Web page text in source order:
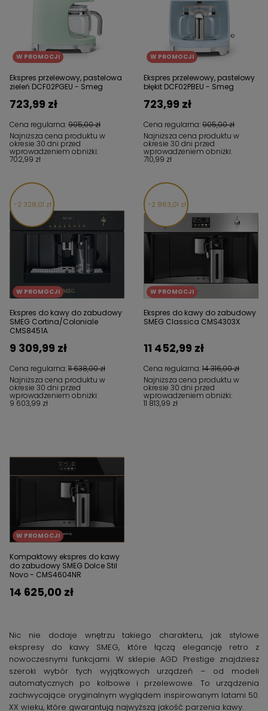
W PROMOCJI
Ekspres przelewowy, pastelowa
zieleń DCF02PGEU - Smeg
Cena regularna:905,00 zł
723,99 zł
Najniższa cena produktu w
okresie 30 dni przed
wprowadzeniem obniżki:
702,99 zł
W PROMOCJI
Ekspres przelewowy, pastelowy
błękit DCF02PBEU - Smeg
Cena regularna:905,00 zł
723,99 zł
Najniższa cena produktu w
okresie 30 dni przed
wprowadzeniem obniżki:
710,99 zł
2 328,01 zł
W PROMOCJI
Ekspres do kawy do zabudowy
SMEG Cortina/Coloniale
CMS8451A
Cena regularna:11 638,00 zł
9 309,99 zł
Najniższa cena produktu w
okresie 30 dni przed
wprowadzeniem obniżki:
9 603,99 zł
2 863,01 zł
W PROMOCJI
Ekspres do kawy do zabudowy
SMEG Classica CMS4303X
Cena regularna:14 316,00 zł
11 452,99 zł
Najniższa cena produktu w
okresie 30 dni przed
wprowadzeniem obniżki:
11 813,99 zł
W PROMOCJI
Kompaktowy ekspres do kawy
do zabudowy SMEG Dolce Stil
Novo - CMS4604NR
14 625,00 zł
Nic nie dodaje wnętrzu takiego charakteru, jak stylowe
ekspresy do kawy SMEG, które łączą elegancję retro z
nowoczesnymi funkcjami. W sklepie AGD Prestige znajdziesz
szeroki wybór tych wyjątkowych urządzeń – od modeli
automatycznych po kolbowe i przelewowe. To urządzenia
zachwycające oryginalnym wyglądem inspirowanym latami 50.
XX wieku, które gwarantują najwyższą jakość parzenia kawy.